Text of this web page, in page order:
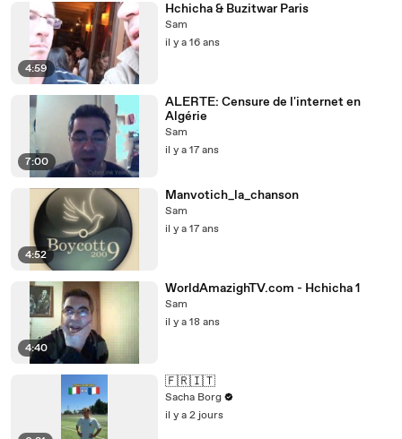
4:59
Hchicha & Buzitwar Paris
Sam
il y a 16 ans
7:00
ALERTE: Censure de l'internet en
Algérie
Sam
il y a 17 ans
4:52
Manvotich_la_chanson
Sam
il y a 17 ans
4:40
WorldAmazighTV.com - Hchicha 1
Sam
il y a 18 ans
🇫🇷🇮🇹
Sacha Borg
il y a 2 jours